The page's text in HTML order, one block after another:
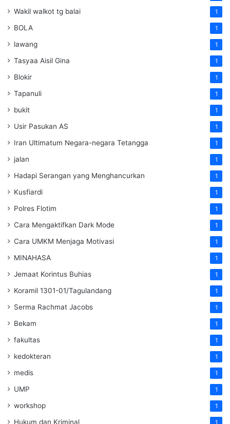
Wakil walkot tg balai 1
BOLA 1
lawang 1
Tasyaa Aisil Gina 1
Blokir 1
Tapanuli 1
bukit 1
Usir Pasukan AS 1
Iran Ultimatum Negara-negara Tetangga 1
jalan 1
Hadapi Serangan yang Menghancurkan 1
Kusfiardi 1
Polres Flotim 1
Cara Mengaktifkan Dark Mode 1
Cara UMKM Menjaga Motivasi 1
MINAHASA 1
Jemaat Korintus Buhias 1
Koramil 1301-01/Tagulandang 1
Serma Rachmat Jacobs 1
Bekam 1
fakultas 1
kedokteran 1
medis 1
UMP 1
workshop 1
Hukum dan Kriminal 1